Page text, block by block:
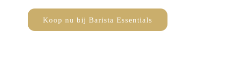
Koop nu bij Barista Essentials